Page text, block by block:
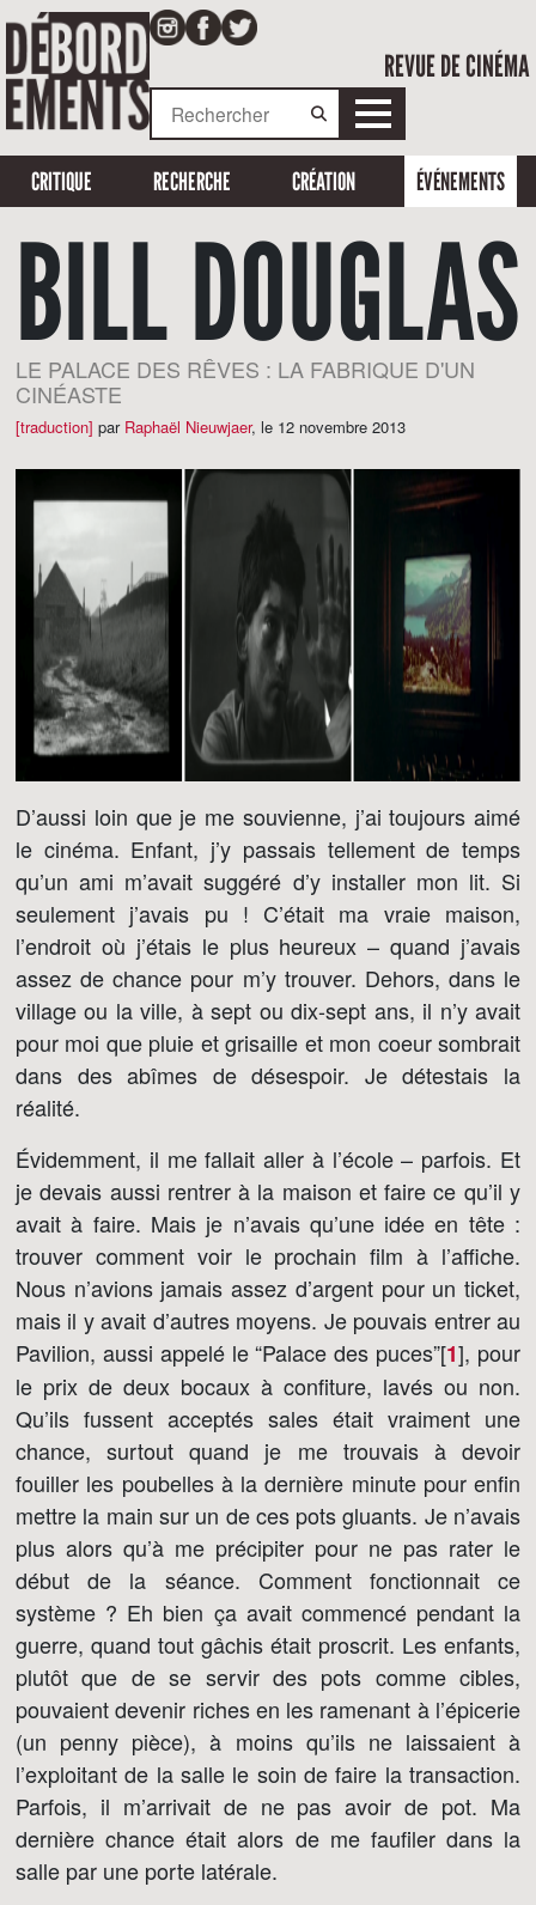
REVUE DE CINÉMA
CRITIQUE RECHERCHE CRÉATION ÉVÉNEMENTS
BILL DOUGLAS
LE PALACE DES RÊVES : LA FABRIQUE D'UN
CINÉASTE
[traduction] par Raphaël Nieuwjaer, le 12 novembre 2013
D’aussi loin que je me souvienne, j’ai toujours aimé
le cinéma. Enfant, j’y passais tellement de temps
qu’un ami m’avait suggéré d’y installer mon lit. Si
seulement j’avais pu ! C’était ma vraie maison,
l’endroit où j’étais le plus heureux – quand j’avais
assez de chance pour m’y trouver. Dehors, dans le
village ou la ville, à sept ou dix-sept ans, il n’y avait
pour moi que pluie et grisaille et mon coeur sombrait
dans des abîmes de désespoir. Je détestais la
réalité.
Évidemment, il me fallait aller à l’école – parfois. Et
je devais aussi rentrer à la maison et faire ce qu’il y
avait à faire. Mais je n’avais qu’une idée en tête :
trouver comment voir le prochain film à l’affiche.
Nous n’avions jamais assez d’argent pour un ticket,
mais il y avait d’autres moyens. Je pouvais entrer au
Pavilion, aussi appelé le “Palace des puces”[1], pour
le prix de deux bocaux à confiture, lavés ou non.
Qu’ils fussent acceptés sales était vraiment une
chance, surtout quand je me trouvais à devoir
fouiller les poubelles à la dernière minute pour enfin
mettre la main sur un de ces pots gluants. Je n’avais
plus alors qu’à me précipiter pour ne pas rater le
début de la séance. Comment fonctionnait ce
système ? Eh bien ça avait commencé pendant la
guerre, quand tout gâchis était proscrit. Les enfants,
plutôt que de se servir des pots comme cibles,
pouvaient devenir riches en les ramenant à l’épicerie
(un penny pièce), à moins qu’ils ne laissaient à
l’exploitant de la salle le soin de faire la transaction.
Parfois, il m’arrivait de ne pas avoir de pot. Ma
dernière chance était alors de me faufiler dans la
salle par une porte latérale.